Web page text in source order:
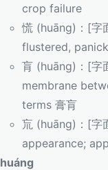
crop failure
慌 (huāng)：[字
flustered,
肓 (huāng)：[字
membrane
terms 膏肓
巟 (huāng)：[字
appearance;
huáng